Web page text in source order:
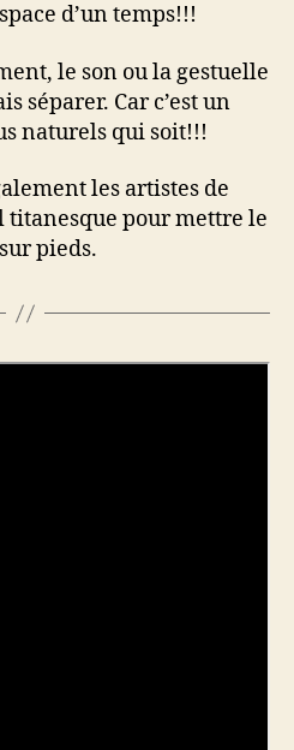
d’un temps!!!
le son ou la gestuelle
séparer. Car c’est un
naturels qui soit!!!
les artistes de
titanesque pour mettre le
pieds.